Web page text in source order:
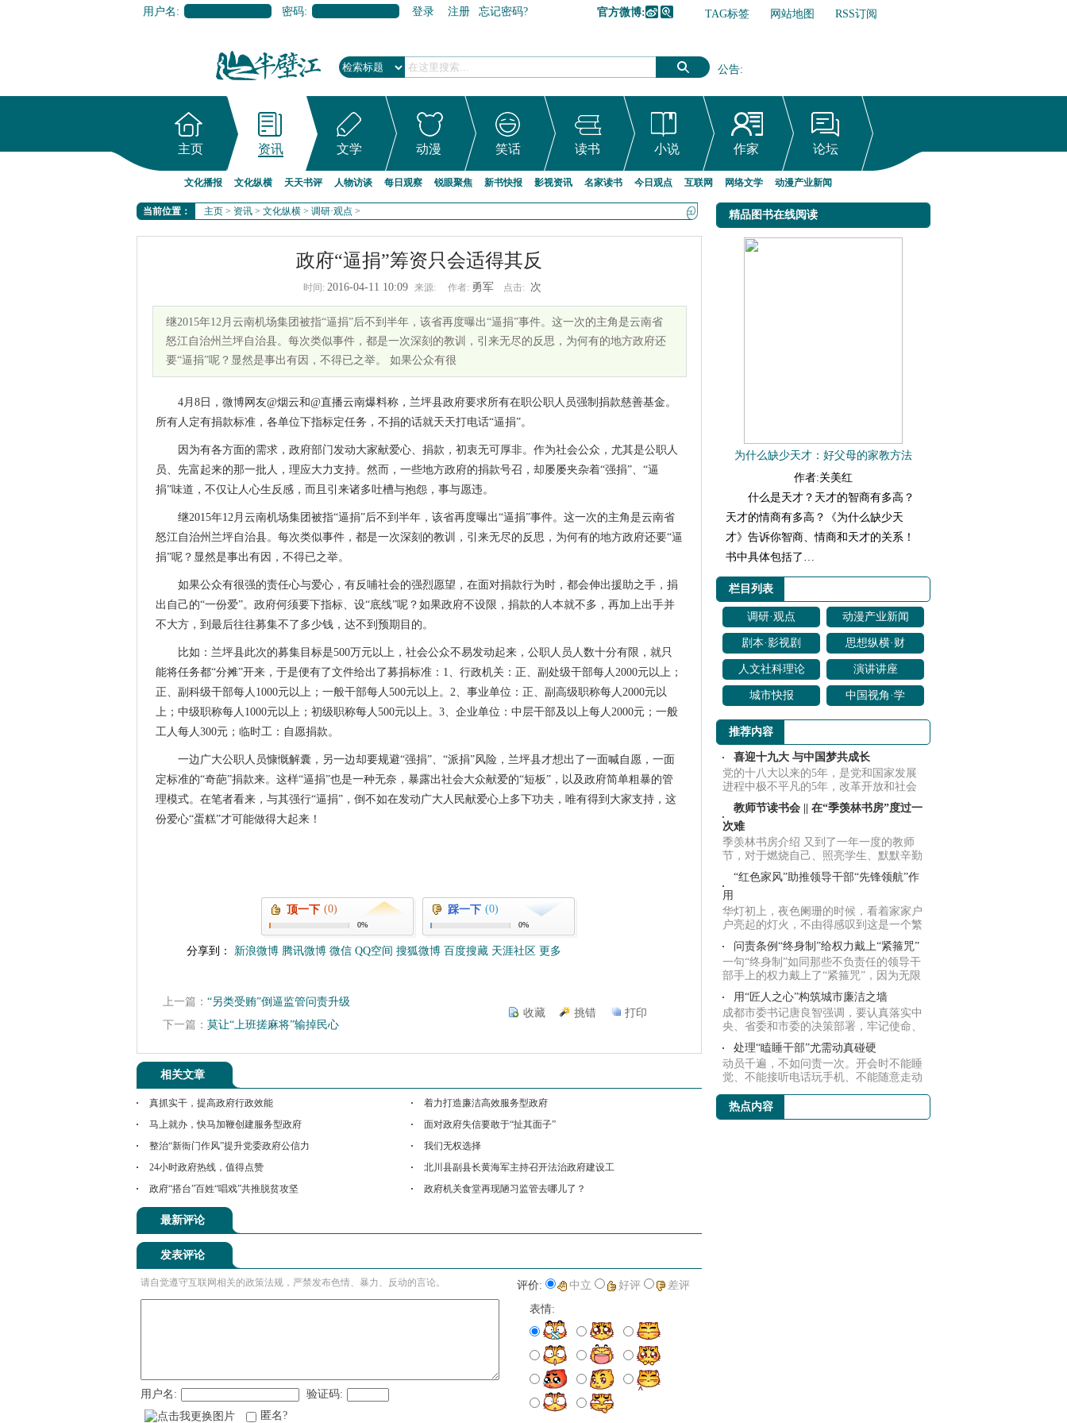
用户名: 密码: 登录 注册 忘记密码? 官方微博: TAG标签 网站地图
RSS订阅
公告:
网络文学行业自律倡议书
主页 资讯 文学 动漫 笑话 读书 小说 作家 论坛
文化播报 文化纵横 天天书评 人物访谈 每日观察 锐眼聚焦 新书快报 影视资讯 名家读书 今日观点 互联网 网络文学 动漫产业新闻
当前位置： 主页 > 资讯 > 文化纵横 > 调研·观点 >
政府“逼捐”筹资只会适得其反
时间: 2016-04-11 10:09 来源: 作者: 勇军 点击: 次
继2015年12月云南机场集团被指“逼捐”后不到半年，该省再度曝出“逼捐”事件。这一次的主角是云南省
怒江自治州兰坪自治县。每次类似事件，都是一次深刻的教训，引来无尽的反思，为何有的地方政府还
要“逼捐”呢？显然是事出有因，不得已之举。 如果公众有很
4月8日，微博网友@烟云和@直播云南爆料称，兰坪县政府要求所有在职公职人员强制捐款慈善基金。
所有人定有捐款标准，各单位下指标定任务，不捐的话就天天打电话“逼捐”。
因为有各方面的需求，政府部门发动大家献爱心、捐款，初衷无可厚非。作为社会公众，尤其是公职人
员、先富起来的那一批人，理应大力支持。然而，一些地方政府的捐款号召，却屡屡夹杂着“强捐”、“逼
捐”味道，不仅让人心生反感，而且引来诸多吐槽与抱怨，事与愿违。
继2015年12月云南机场集团被指“逼捐”后不到半年，该省再度曝出“逼捐”事件。这一次的主角是云南省
怒江自治州兰坪自治县。每次类似事件，都是一次深刻的教训，引来无尽的反思，为何有的地方政府还要“逼
捐”呢？显然是事出有因，不得已之举。
如果公众有很强的责任心与爱心，有反哺社会的强烈愿望，在面对捐款行为时，都会伸出援助之手，捐
出自己的“一份爱”。政府何须要下指标、设“底线”呢？如果政府不设限，捐款的人本就不多，再加上出手并
不大方，到最后往往募集不了多少钱，达不到预期目的。
比如：兰坪县此次的募集目标是500万元以上，社会公众不易发动起来，公职人员人数十分有限，就只
能将任务都“分摊”开来，于是便有了文件给出了募捐标准：1、行政机关：正、副处级干部每人2000元以上；
正、副科级干部每人1000元以上；一般干部每人500元以上。2、事业单位：正、副高级职称每人2000元以
上；中级职称每人1000元以上；初级职称每人500元以上。3、企业单位：中层干部及以上每人2000元；一般
工人每人300元；临时工：自愿捐款。
一边广大公职人员慷慨解囊，另一边却要规避“强捐”、“派捐”风险，兰坪县才想出了一面喊自愿，一面
定标准的“奇葩”捐款来。这样“逼捐”也是一种无奈，暴露出社会大众献爱的“短板”，以及政府简单粗暴的管
理模式。在笔者看来，与其强行“逼捐”，倒不如在发动广大人民献爱心上多下功夫，唯有得到大家支持，这
份爱心“蛋糕”才可能做得大起来！
顶一下 (0)
0%
踩一下 (0)
0%
分享到： 新浪微博 腾讯微博 微信 QQ空间 搜狐微博 百度搜藏 天涯社区 更多
上一篇： “另类受贿”倒逼监管问责升级
下一篇： 莫让“上班搓麻将”输掉民心
收藏 挑错 打印
相关文章
真抓实干，提高政府行政效能
着力打造廉洁高效服务型政府
马上就办，快马加鞭创建服务型政府
面对政府失信要敢于“扯其面子”
整治“新衙门作风”提升党委政府公信力
我们无权选择
24小时政府热线，值得点赞
北川县副县长黄海军主持召开法治政府建设工
政府“搭台”百姓“唱戏”共推脱贫攻坚
政府机关食堂再现陋习监管去哪儿了？
最新评论
发表评论
请自觉遵守互联网相关的政策法规，严禁发布色情、暴力、反动的言论。 评价: 中立 好评
差评
表情:
用户名:
验证码:
匿名?
精品图书在线阅读
为什么缺少天才：好父母的家教方法
作者:关美红
什么是天才？天才的智商有多高？
天才的情商有多高？《为什么缺少天
才》告诉你智商、情商和天才的关系！
书中具体包括了…
栏目列表
调研·观点 动漫产业新闻
剧本·影视剧
改编
思想纵横·财
经聚焦
人文社科理论
研究
演讲讲座
城市快报
中国视角·学
推荐内容
喜迎十九大 与中国梦共成长
党的十八大以来的5年，是党和国家发展
进程中极不平凡的5年，改革开放和社会
主义现代化...
教师节读书会 || 在“季羡林书房”度过一
次难
季羡林书房介绍 又到了一年一度的教师
节，对于燃烧自己、照亮学生、默默辛勤
耕耘的天...
“红色家风”助推领导干部“先锋领航”作
用
华灯初上，夜色阑珊的时候，看着家家户
户亮起的灯火，不由得感叹到这是一个繁
荣昌盛的...
问责条例“终身制”给权力戴上“紧箍咒”
一句“终身制”如同那些不负责任的领导干
部手上的权力戴上了“紧箍咒”，因为无限
制的...
用“匠人之心”构筑城市廉洁之墙
成都市委书记唐良智强调，要认真落实中
央、省委和市委的决策部署，牢记使命、
砥砺前行...
处理“瞌睡干部”尤需动真碰硬
动员千遍，不如问责一次。开会时不能睡
觉、不能接听电话玩手机、不能随意走动
热点内容